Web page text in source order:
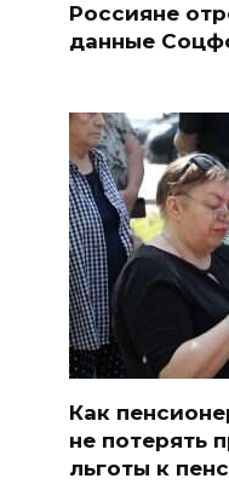
Россияне
данные
Как
не потерять
льготы к